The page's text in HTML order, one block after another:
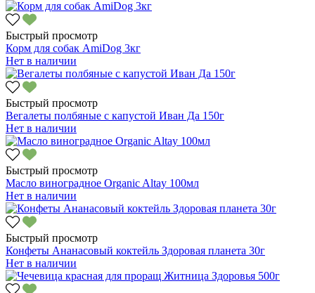
Быстрый просмотр
Корм для собак AmiDog 3кг
Нет в наличии
Быстрый просмотр
Вегалеты полбяные с капустой Иван Да 150г
Нет в наличии
Быстрый просмотр
Масло виноградное Organic Altay 100мл
Нет в наличии
Быстрый просмотр
Конфеты Ананасовый коктейль Здоровая планета 30г
Нет в наличии